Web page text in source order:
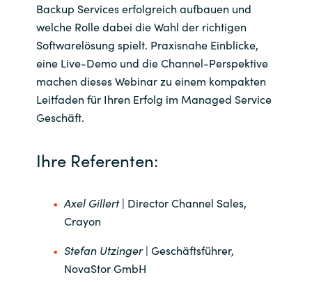
Philippines
Poland
Serbia
Backup Services erfolgreich aufbauen und
welche Rolle dabei die Wahl der richtigen
Softwarelösung spielt. Praxisnahe Einblicke,
eine Live-Demo und die Channel-Perspektive
machen dieses Webinar zu einem kompakten
Leitfaden für Ihren Erfolg im Managed Service
Geschäft.
Ihre Referenten:
Axel Gillert| Director Channel Sales,
Crayon
Stefan Utzinger| Geschäftsführer,
NovaStor GmbH